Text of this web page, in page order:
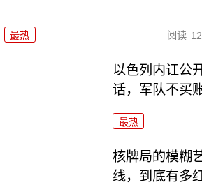
最热 阅读
以色列内讧公
话，军队不买
最热
核牌局的模糊
线，到底有多